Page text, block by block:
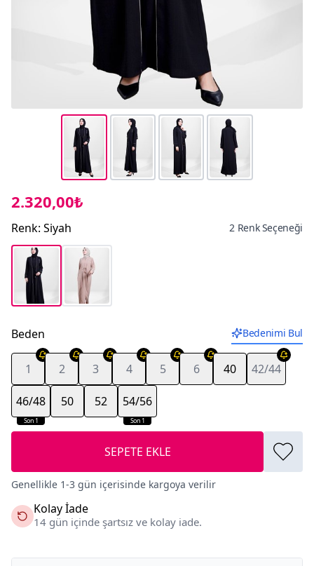
2.320,00₺
Renk: Siyah 2 Renk Seçeneği
Beden Bedenimi Bul
1 2 3 4 5 6 40 42/44
Son 1
46/48 50 52
Son 1
54/56
SEPETE EKLE
Genellikle 1-3 gün içerisinde kargoya verilir
Kolay İade
14 gün içinde şartsız ve kolay iade.